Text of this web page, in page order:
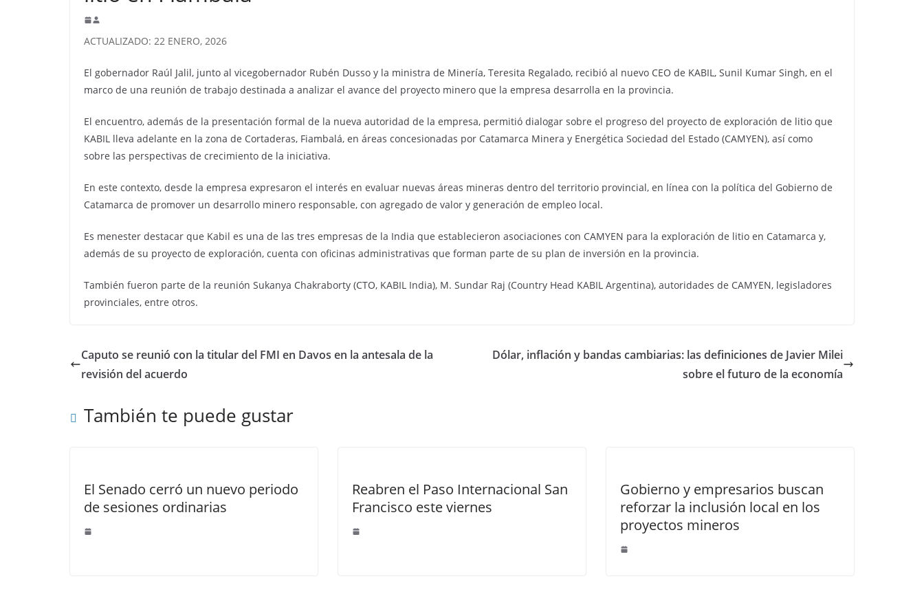
ACTUALIZADO: 22 ENERO, 2026
El gobernador Raúl Jalil, junto al vicegobernador Rubén Dusso y la ministra de Minería, Teresita Regalado, recibió al nuevo CEO de KABIL, Sunil Kumar Singh, en el
marco de una reunión de trabajo destinada a analizar el avance del proyecto minero que la empresa desarrolla en la provincia.
El encuentro, además de la presentación formal de la nueva autoridad de la empresa, permitió dialogar sobre el progreso del proyecto de exploración de litio que
KABIL lleva adelante en la zona de Cortaderas, Fiambalá, en áreas concesionadas por Catamarca Minera y Energética Sociedad del Estado (CAMYEN), así como
sobre las perspectivas de crecimiento de la iniciativa.
En este contexto, desde la empresa expresaron el interés en evaluar nuevas áreas mineras dentro del territorio provincial, en línea con la política del Gobierno de
Catamarca de promover un desarrollo minero responsable, con agregado de valor y generación de empleo local.
Es menester destacar que Kabil es una de las tres empresas de la India que establecieron asociaciones con CAMYEN para la exploración de litio en Catamarca y,
además de su proyecto de exploración, cuenta con oficinas administrativas que forman parte de su plan de inversión en la provincia.
También fueron parte de la reunión Sukanya Chakraborty (CTO, KABIL India), M. Sundar Raj (Country Head KABIL Argentina), autoridades de CAMYEN, legisladores
provinciales, entre otros.
Caputo se reunió con la titular del FMI en Davos en la antesala de la
revisión del acuerdo
Dólar, inflación y bandas cambiarias: las definiciones de Javier Milei
sobre el futuro de la economía
También te puede gustar
El Senado cerró un nuevo periodo
de sesiones ordinarias
Reabren el Paso Internacional San
Francisco este viernes
Gobierno y empresarios buscan
reforzar la inclusión local en los
proyectos mineros